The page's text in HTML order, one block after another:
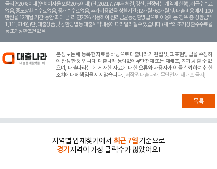
금리 연20% 이내 (연체이자율 포함 20% 이내) (단, 2021. 7. 7부터 체결, 갱신, 연장되는 계 약에 한함), 취급수수료
없음, 중도상환 수수료 없음, 중개수수료 없음, 추가비용 없음. 상환기간 : 12개월 ~ 60개월 / 총 대출 비용 예시 : 100
만원을 12개월 기간 동안 최대 금 리 연20% 적용하여 원리금균등상환방법으로 이용하는 경우 총 상환금액
1,111,614원 (단, 대출상품 및 상환방법 등 대출계약 내용에 따라 달라질 수 있습니다.) 채무의 조기 상환수수료율
등 조기상환조건 없음.
본 정보는에 등록한 자료를 바탕으로 대출나라가 편집 및 그 표현방법을 수정하
여 완성한 것 입니다. 대출나라 동의없이무단전재 또는 재배포, 재가공 할 수 없
으며, 대출나라는 에 게재한 자료에 대한 오류와 사용자가 이를 신뢰하여 취한
조치에대해 책임을 지지않습니다. [저작권 대출나라. 무단전재-재배포 금지]
목록
지역별 업체찾기에서 최근 7일 기준으로
경기 지역이 가장 클릭수가 많았어요!